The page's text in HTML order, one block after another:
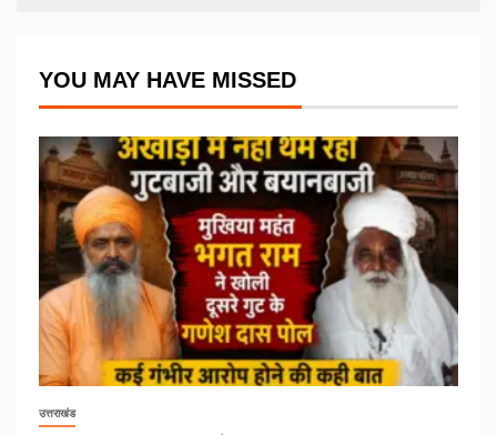
YOU MAY HAVE MISSED
उत्तराखंड